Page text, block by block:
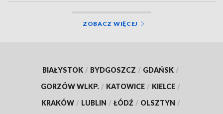
ZOBACZ WIĘCEJ
BIAŁYSTOK / BYDGOSZCZ / GDAŃSK /
GORZÓW WLKP. / KATOWICE / KIELCE /
KRAKÓW / LUBLIN / ŁÓDŹ / OLSZTYN /